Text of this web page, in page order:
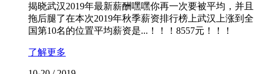
揭晓武汉2019年最新薪酬嘿嘿你再一次要被平均，并且
拖后腿了在本次2019年秋季薪资排行榜上武汉上涨到全
国第10名的位置平均薪资是...！！！8557元！！！
了解更多